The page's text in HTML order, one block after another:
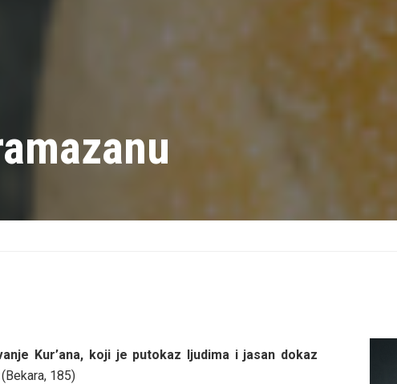
Kur’ana, koji je putokaz ljudima i jasan dokaz
(Bekara, 185)